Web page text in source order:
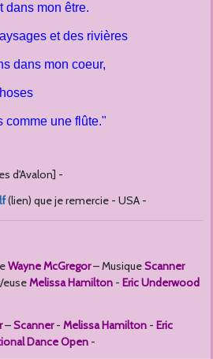
dans mon être.
et des rivières
dans mon coeur,
comme une flûte."
d'Avalon] -
(lien) que je remercie - USA -
Wayne McGregor– MusiqueScanner
euseMelissa Hamilton - Eric Underwood
–Scanner- Melissa Hamilton - Eric
Dance Open -